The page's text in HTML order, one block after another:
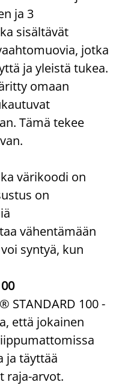
ja 3
sisältävät
jotka
ja yleistä tukea.
omaan
Tämä tekee
värikoodi on
on
vähentämään
syntyä, kun
STANDARD 100 -
että jokainen
ja täyttää
raja-arvot.